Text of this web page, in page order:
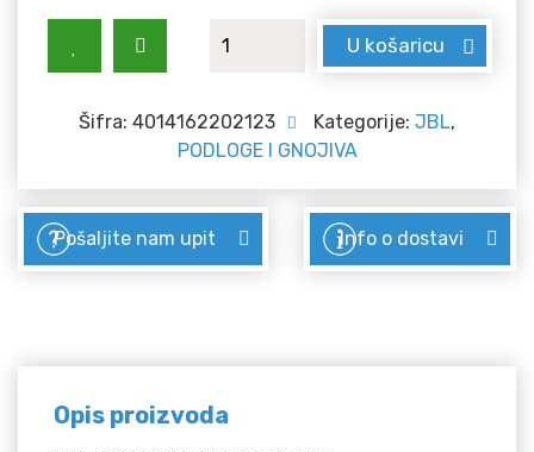
JBL PROFLORA Aquabasis Plus
U košaricu
Šifra: 4014162202123 Kategorije: JBL,
PODLOGE I GNOJIVA
Pošaljite nam upit Info o dostavi
Opis proizvoda